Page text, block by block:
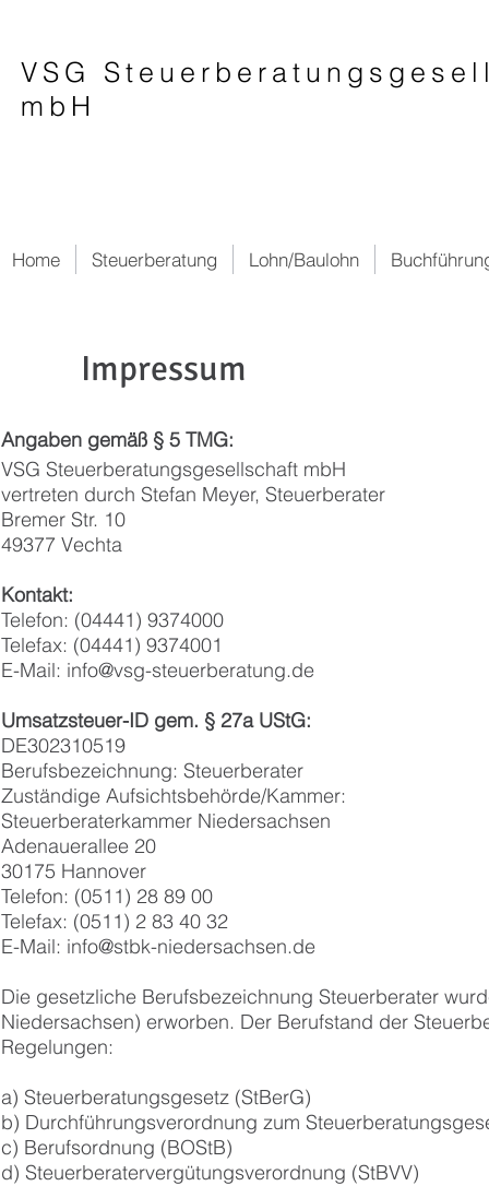
VSG
mbH
Impressum
Angaben gemäß § 5 TMG:
VSG Steuerberatungsgesellschaft mbH
vertreten durch Stefan Meyer, Steuerberater
Bremer Str. 10
49377 Vechta
Kontakt:
Telefon: (04441) 9374000
Telefax: (04441) 9374001
E-Mail: info@vsg-steuerberatung.de
Umsatzsteuer-ID gem. § 27a UStG:
DE302310519
Berufsbezeichnung: Steuerberater
Zuständige Aufsichtsbehörde/Kammer:
Steuerberaterkammer Niedersachsen
Adenauerallee 20
30175 Hannover
Telefon: (0511) 28 89 00
Telefax: (0511) 2 83 40 32
E-Mail: info@stbk-niedersachsen.de
Die gesetzliche Berufsbezeichnung Steuerberater
Niedersachsen) erworben. Der Berufstand der
Regelungen:
a) Steuerberatungsgesetz (StBerG)
b) Durchführungsverordnung zum
c) Berufsordnung (BOStB)
d) Steuerberatervergütungsverordnung (StBVV)
Home Steuerberatung Lohn/Baulohn